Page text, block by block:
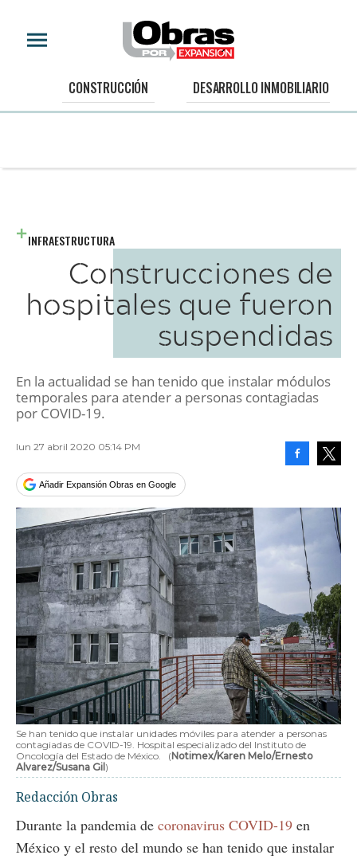
CONSTRUCCIÓN DESARROLLO INMOBILIARIO
INFRAESTRUCTURA
Construcciones de
hospitales que fueron
suspendidas
En la actualidad se han tenido que instalar módulos
temporales para atender a personas contagiadas
por COVID-19.
lun 27 abril 2020 05:14 PM
Añadir Expansión Obras en Google
Se han tenido que instalar unidades móviles para atender a personas
contagiadas de COVID-19. Hospital especializado del Instituto de
Oncología del Estado de México.
(Notimex/Karen Melo/Ernesto
Alvarez/Susana Gil )
Redacción Obras
Durante la pandemia de coronavirus COVID-19 en
México y el resto del mundo se han tenido que instalar